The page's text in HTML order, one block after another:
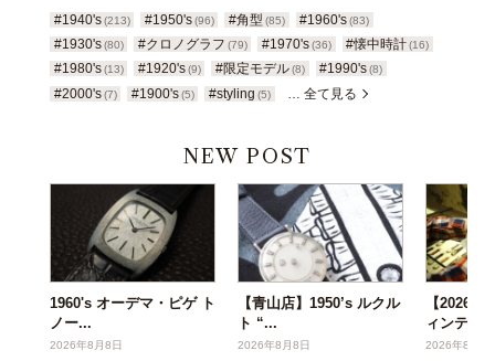
#1940's (213) #1950's(96) #角型 (85) #1960's (83)
#1930's (80) #クロノグラフ (79) #1970's(36) #懐中時計 (16)
#1980's (13) #1920's(9) #限定モデル(8) #1990's (8)
#2000's (7) #1900's(5) #styling (5) … 全て見る
NEW POST
1960's オーデマ・ピゲ ト
ノー...
2026年8月8日
【青山店】1950’s ルクル
ト “...
2026年8月8日
【2026年
ィンテー...
2026年8月6